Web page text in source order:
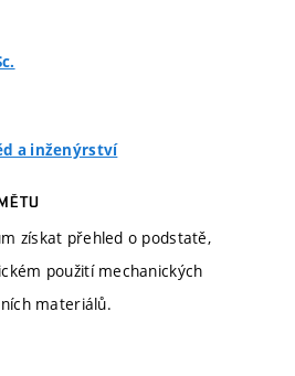
a inženýrství
získat přehled o podstatě,
použití mechanických
materiálů.